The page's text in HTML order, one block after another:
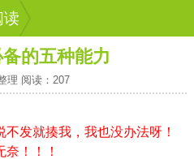
读
的五种能力
理 阅读：207
发就揍我，我也没办法呀！
！！！